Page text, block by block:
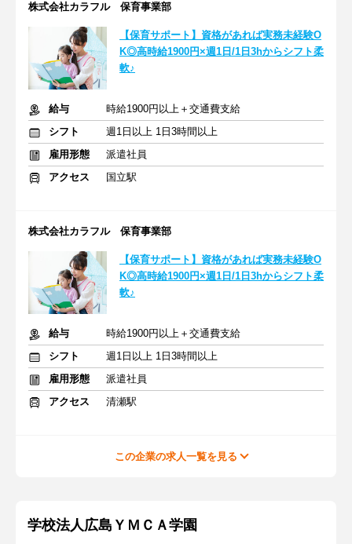
株式会社カラフル 保育事業部
【保育サポート】資格があれば実務未経験O
K◎高時給1900円×週1日/1日3hからシフト柔
軟♪
給与
時給1900円以上＋交通費支給
シフト
週1日以上 1日3時間以上
雇用形態
派遣社員
アクセス
国立駅
株式会社カラフル 保育事業部
【保育サポート】資格があれば実務未経験O
K◎高時給1900円×週1日/1日3hからシフト柔
軟♪
給与
時給1900円以上＋交通費支給
シフト
週1日以上 1日3時間以上
雇用形態
派遣社員
アクセス
清瀬駅
この企業の求人一覧を見る
学校法人広島ＹＭＣＡ学園